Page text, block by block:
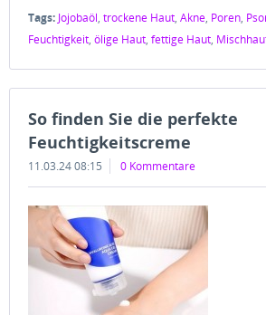
Tags: Jojobaöl, trockene Haut, Akne, Poren,
Feuchtigkeit, ölige Haut, fettige Haut,
So finden Sie die perfekte
Feuchtigkeitscreme
11.03.24 08:15 0 Kommentare